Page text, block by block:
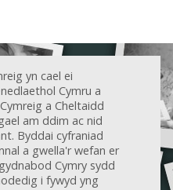
yn cael ei
Cymru a
a Cheltaidd
am ddim ac nid
Byddai cyfraniad
a gwella'r wefan er
Cymry sydd
i fywyd yng